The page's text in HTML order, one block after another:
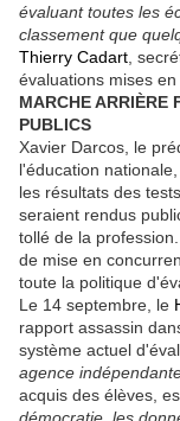
évaluant toutes les
classement que
Thierry Cadart ,
évaluations mises
MARCHE ARRIÈRE
PUBLICS
Xavier Darcos, le
l'éducation
les résultats des
seraient rendus
tollé de la
de mise en
toute la politique
Le 14 septembre, le
rapport assassin
système actuel
agence
acquis des élèves,